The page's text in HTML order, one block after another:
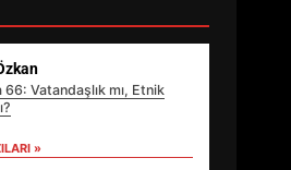
66: Vatandaşlık mı, Etnik
»